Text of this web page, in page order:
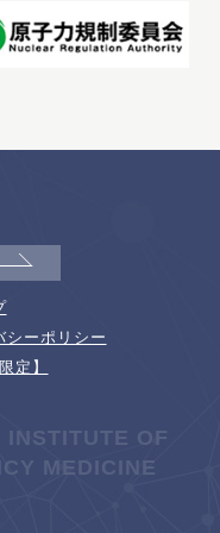
シーポリシー
定】
OF
MEDICINE